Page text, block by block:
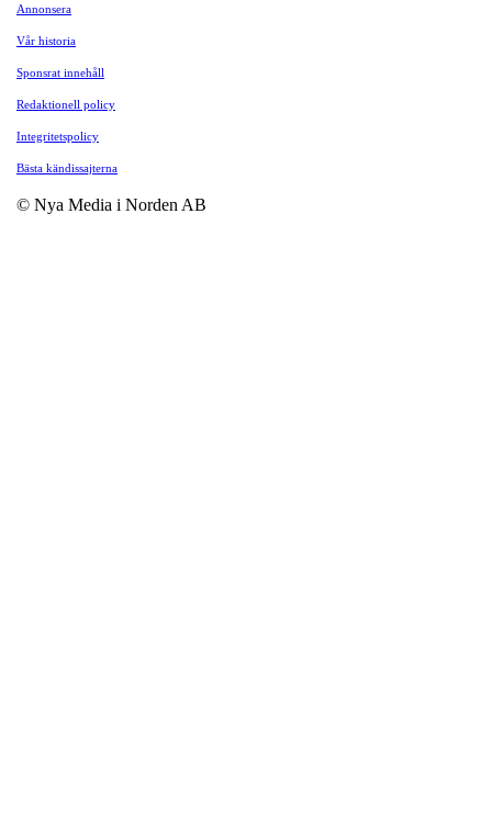
Annonsera
Vår historia
Sponsrat innehåll
Redaktionell policy
Integritetspolicy
Bästa kändissajterna
© Nya Media i Norden AB